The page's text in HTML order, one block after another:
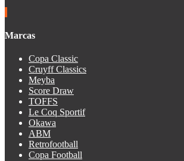
Marcas
Copa Classic
Cruyff Classics
Meyba
Score Draw
TOFFS
Le Coq Sportif
Okawa
ABM
Retrofootball
Copa Football